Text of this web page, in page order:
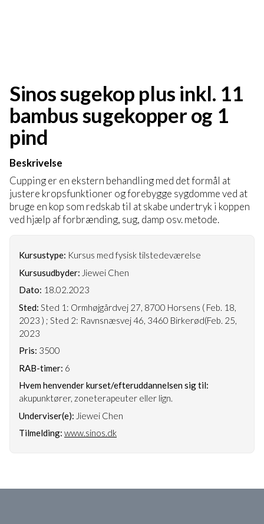
Sinos sugekop plus inkl. 11
bambus sugekopper og 1
pind
Beskrivelse
Cupping er en ekstern behandling med det formål at
justere kropsfunktioner og forebygge sygdomme ved at
bruge en kop som redskab til at skabe undertryk i koppen
ved hjælp af forbrænding, sug, damp osv. metode.
Kursustype: Kursus med fysisk tilstedeværelse
Kursusudbyder: Jiewei Chen
Dato: 18.02.2023
Sted: Sted 1: Ormhøjgårdvej 27, 8700 Horsens ( Feb. 18,
2023 ) ; Sted 2: Ravnsnæsvej 46, 3460 Birkerød(Feb. 25,
2023
Pris: 3500
RAB-timer: 6
Hvem henvender kurset/efteruddannelsen sig til:
akupunktører, zoneterapeuter eller lign.
Underviser(e): Jiewei Chen
Tilmelding: www.sinos.dk